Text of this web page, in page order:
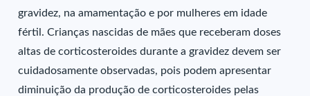
gravidez, na amamentação e por mulheres em idade
fértil. Crianças nascidas de mães que receberam doses
altas de corticosteroides durante a gravidez devem ser
cuidadosamente observadas, pois podem apresentar
diminuição da produção de corticosteroides pelas